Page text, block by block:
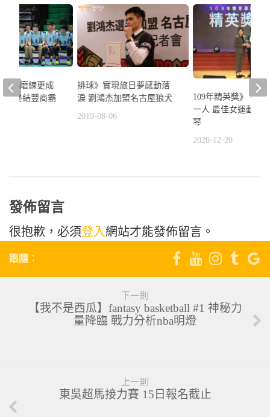
排球》實現旅日夢感動落
淚 劉鴻杰加盟名古屋狼犬
2019-08-06
109年精英獎》 拳擊
一人 最佳女運動員
琴
2020-12-20
企排磨練更成
待終結豐商霸
發佈留言
很抱歉，必須登入網站才能發佈留言。
跟隨：
下一則
【我不是西瓜】fantasy basketball #1 神秘力
量降臨 戰力分析nba明燈
上一則
東吳超馬接力賽 15日報名截止